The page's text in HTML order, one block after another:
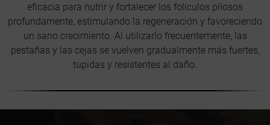
eficacia para nutrir y fortalecer los folículos pilosos
profundamente, estimulando la regeneración y favoreciendo
un sano crecimiento. Al utilizarlo frecuentemente, las
pestañas y las cejas se vuelven gradualmente más fuertes,
tupidas y resistentes al daño.